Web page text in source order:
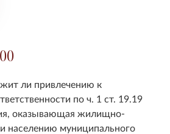
ли привлечению к
по ч. 1 ст. 19.19
оказывающая жилищно-
населению муниципального